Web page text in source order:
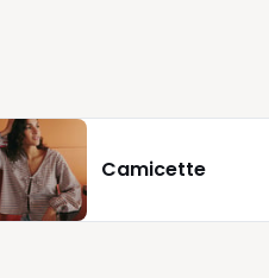
Camicette